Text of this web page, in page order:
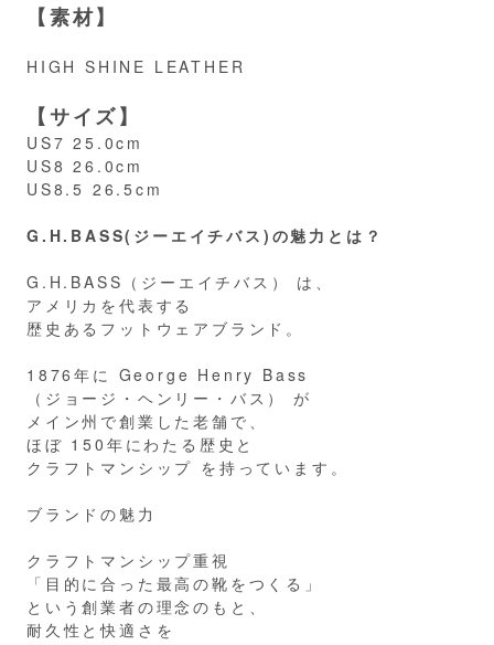
【素材】
HIGH SHINE LEATHER
【サイズ】
US7 25.0cm
US8 26.0cm
US8.5 26.5cm
G.H.BASS(ジーエイチバス)の魅力とは？
G.H.BASS（ジーエイチバス） は、
アメリカを代表する
歴史あるフットウェアブランド。
1876年に George Henry Bass
（ジョージ・ヘンリー・バス） が
メイン州で創業した老舗で、
ほぼ 150年にわたる歴史と
クラフトマンシップ を持っています。
ブランドの魅力
クラフトマンシップ重視
「目的に合った最高の靴をつくる」
という創業者の理念のもと、
耐久性と快適さを